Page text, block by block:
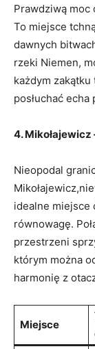
Prawdziwą ⁢moc
To ⁤miejsce⁤
dawnych
rzeki ‌Niemen,
każdym
posłuchać echa
4.
Nieopodal⁣
idealne⁢ miejsce
równowagę.
przestrzeni
którym można
harmonię z
Miejsce